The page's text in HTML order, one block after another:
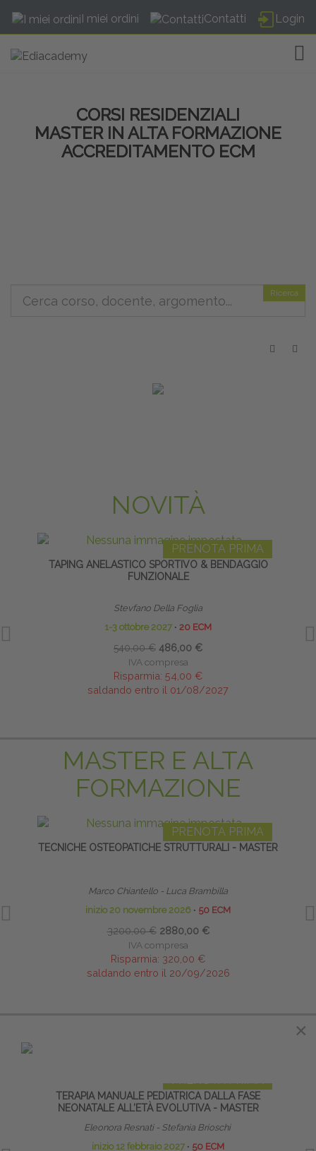
I miei ordini Contatti Login
CORSI RESIDENZIALI
MASTER IN ALTA FORMAZIONE
ACCREDITAMENTO ECM
Ricerca
NOVITÀ
PRENOTA PRIMA
TAPING ANELASTICO SPORTIVO & BENDAGGIO
FUNZIONALE
Stevfano Della Foglia
1-3 ottobre 2027 ∙ 20 ECM
540,00 € 486,00 €
IVA compresa
Risparmia: 54,00 €
saldando entro il 01/08/2027
MASTER E ALTA
FORMAZIONE
PRENOTA PRIMA
TECNICHE OSTEOPATICHE STRUTTURALI - MASTER
Marco Chiantello - Luca Brambilla
inizio 20 novembre 2026 ∙ 50 ECM
3200,00 € 2880,00 €
IVA compresa
Risparmia: 320,00 €
saldando entro il 20/09/2026
PRENOTA PRIMA
TERAPIA MANUALE PEDIATRICA DALLA FASE
NEONATALE ALL’ETÀ EVOLUTIVA - MASTER
Eleonora Resnati - Stefania Brioschi
inizio 12 febbraio 2027 ∙ 50 ECM
×
×